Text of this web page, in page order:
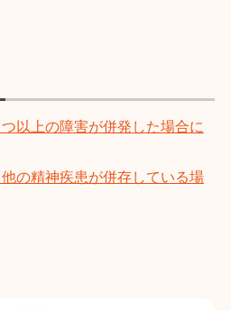
以上の障害が併発した場合に
の精神疾患が併存している場